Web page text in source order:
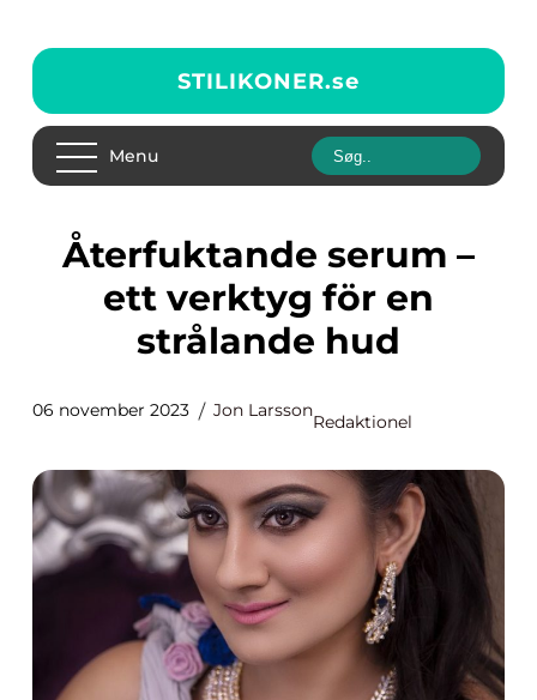
STILIKONER.se
Menu
Återfuktande serum –
ett verktyg för en
strålande hud
06 november 2023 Jon Larsson
Redaktionel